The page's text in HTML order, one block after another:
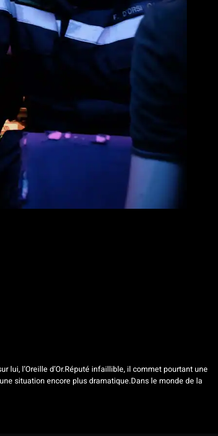
lui, l’Oreille d’Or.Réputé infaillible, il commet pourtant une
situation encore plus dramatique.Dans le monde de la